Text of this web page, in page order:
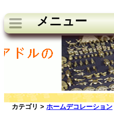
メニュー
カテゴリ > ホームデコレーション